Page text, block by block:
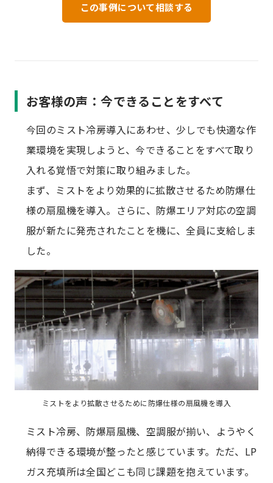
この事例について相談する
お客様の声：今できることをすべて
今回のミスト冷房導入にあわせ、少しでも快適な作
業環境を実現しようと、今できることをすべて取り
入れる覚悟で対策に取り組みました。
まず、ミストをより効果的に拡散させるため防爆仕
様の扇風機を導入。さらに、防爆エリア対応の空調
服が新たに発売されたことを機に、全員に支給しま
した。
ミストをより拡散させるために防爆仕様の扇風機を導入
ミスト冷房、防爆扇風機、空調服が揃い、ようやく
納得できる環境が整ったと感じています。ただ、LP
ガス充填所は全国どこも同じ課題を抱えています。